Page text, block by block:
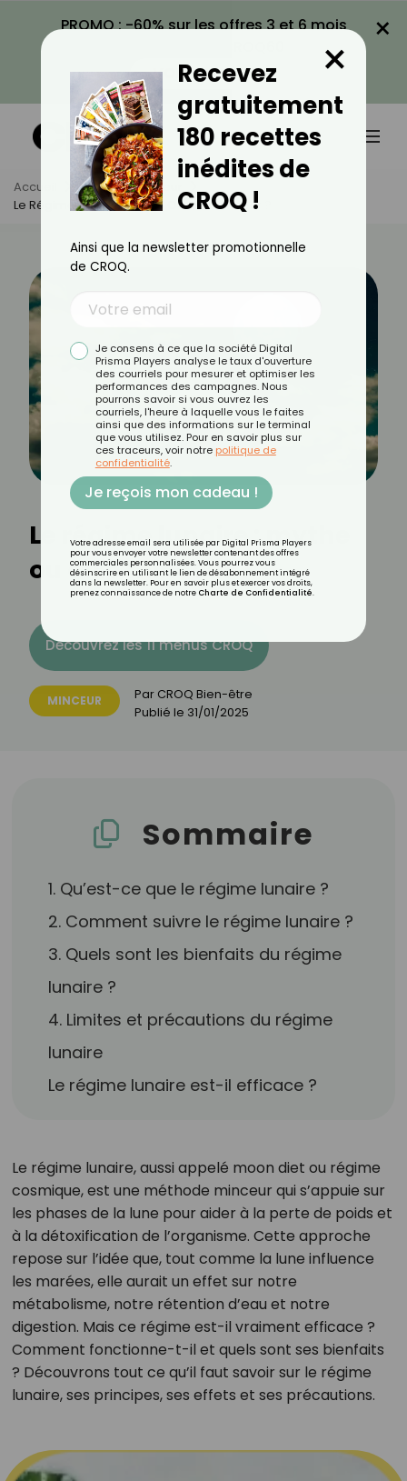
PROMO : -60% sur les offres 3 et 6 mois
VOIR LA PROMO
×
Accueil Actus
Minceur
Le Régime Lunaire : Mythe Ou Allié Minceur ?
Le régime lunaire : mythe
ou allié minceur ?
Découvrez les 11 menus CROQ
MINCEUR Par CROQ Bien-être
Publié le 31/01/2025
Sommaire
1. Qu’est-ce que le régime lunaire ?
2. Comment suivre le régime lunaire ?
3. Quels sont les bienfaits du régime
lunaire ?
4. Limites et précautions du régime
lunaire
Le régime lunaire est-il efficace ?
Le régime lunaire, aussi appelé moon diet ou régime
cosmique, est une méthode minceur qui s’appuie sur
les phases de la lune pour aider à la perte de poids et
à la détoxification de l’organisme. Cette approche
repose sur l’idée que, tout comme la lune influence
les marées, elle aurait un effet sur notre
métabolisme, notre rétention d’eau et notre
digestion. Mais ce régime est-il vraiment efficace ?
Comment fonctionne-t-il et quels sont ses bienfaits
? Découvrons tout ce qu’il faut savoir sur le régime
lunaire, ses principes, ses effets et ses précautions.
Recevez
gratuitement
180 recettes
inédites de
CROQ !
×
Ainsi que la newsletter promotionnelle
de CROQ.
Je consens à ce que la société Digital
Prisma Players analyse le taux d'ouverture
des courriels pour mesurer et optimiser les
performances des campagnes. Nous
pourrons savoir si vous ouvrez les
courriels, l'heure à laquelle vous le faites
ainsi que des informations sur le terminal
que vous utilisez. Pour en savoir plus sur
ces traceurs, voir notre politique de
confidentialité.
Je reçois mon cadeau !
Votre adresse email sera utilisée par Digital Prisma Players
pour vous envoyer votre newsletter contenant des offres
commerciales personnalisées. Vous pourrez vous
désinscrire en utilisant le lien de désabonnement intégré
dans la newsletter. Pour en savoir plus et exercer vos droits,
prenez connaissance de notre Charte de Confidentialité.